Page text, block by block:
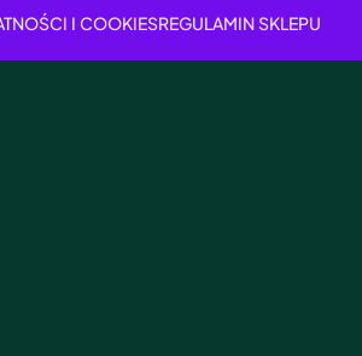
I COOKIESREGULAMIN SKLEPU